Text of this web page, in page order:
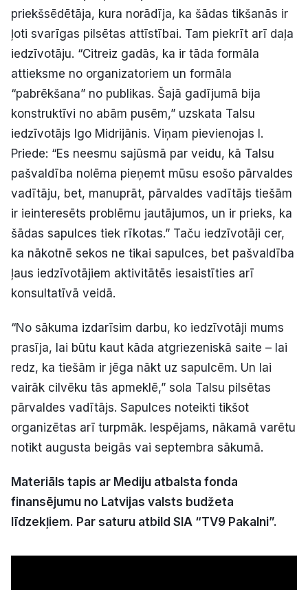
priekšsēdētāja, kura norādīja, ka šādas tikšanās ir
ļoti svarīgas pilsētas attīstībai. Tam piekrīt arī daļa
iedzīvotāju. “Citreiz gadās, ka ir tāda formāla
attieksme no organizatoriem un formāla
“pabrēkšana” no publikas. Šajā gadījumā bija
konstruktīvi no abām pusēm,” uzskata Talsu
iedzīvotājs Igo Midrijānis. Viņam pievienojas I.
Priede: “Es neesmu sajūsmā par veidu, kā Talsu
pašvaldība nolēma pieņemt mūsu esošo pārvaldes
vadītāju, bet, manuprāt, pārvaldes vadītājs tiešām
ir ieinteresēts problēmu jautājumos, un ir prieks, ka
šādas sapulces tiek rīkotas.” Taču iedzīvotāji cer,
ka nākotnē sekos ne tikai sapulces, bet pašvaldība
ļaus iedzīvotājiem aktivitātēs iesaistīties arī
konsultatīvā veidā.
“No sākuma izdarīsim darbu, ko iedzīvotāji mums
prasīja, lai būtu kaut kāda atgriezeniskā saite – lai
redz, ka tiešām ir jēga nākt uz sapulcēm. Un lai
vairāk cilvēku tās apmeklē,” sola Talsu pilsētas
pārvaldes vadītājs. Sapulces noteikti tikšot
organizētas arī turpmāk. Iespējams, nākamā varētu
notikt augusta beigās vai septembra sākumā.
Materiāls tapis ar Mediju atbalsta fonda
finansējumu no Latvijas valsts budžeta
līdzekļiem. Par saturu atbild SIA “TV9 Pakalni”.